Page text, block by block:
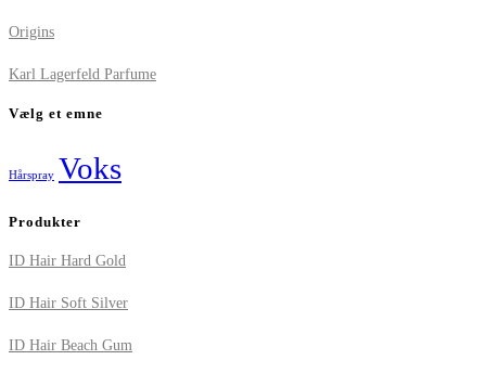
Origins
Karl Lagerfeld Parfume
Vælg et emne
Hårspray Voks
Produkter
ID Hair Hard Gold
ID Hair Soft Silver
ID Hair Beach Gum